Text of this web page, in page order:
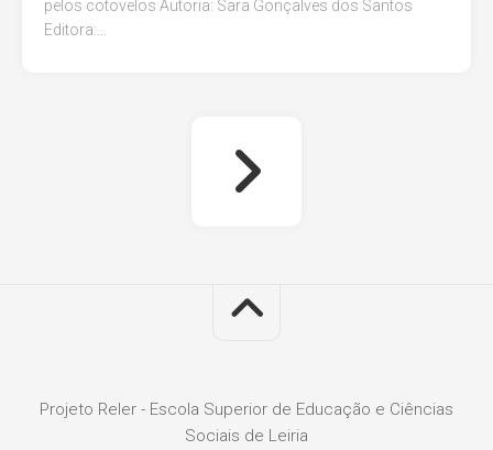
pelos cotovelos Autoria: Sara Gonçalves dos Santos
Editora:...
Projeto Reler - Escola Superior de Educação e Ciências
Sociais de Leiria